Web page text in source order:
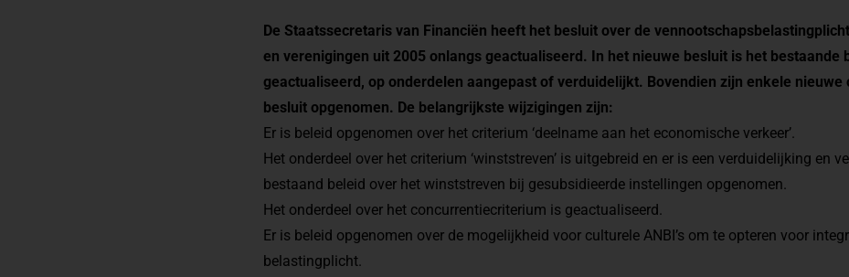
De Staatssecretaris van Financiën heeft het besluit over de
en verenigingen uit 2005 onlangs geactualiseerd. In het nieuwe besluit is het bestaande
geactualiseerd, op onderdelen aangepast of verduidelijkt. Bovendien zijn enkele nieuwe
besluit opgenomen. De belangrijkste wijzigingen zijn:
Er is beleid opgenomen over het criterium ‘deelname aan het economische verkeer’.
Het onderdeel over het criterium ‘winststreven’ is uitgebreid en er is een verduidelijking en
bestaand beleid over het winststreven bij gesubsidieerde instellingen opgenomen.
Het onderdeel over het concurrentiecriterium is geactualiseerd.
Er is beleid opgenomen over de mogelijkheid voor culturele ANBI’s om te opteren voor
belastingplicht.